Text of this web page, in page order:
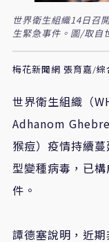
世界衛生組織14日召
生緊急事件。圖/取自
梅花新聞網 張育嘉/綜
世界衛生組織（
Adhanom
猴痘）疫情持續
型變種病毒，已
件。
譚德塞說明，近